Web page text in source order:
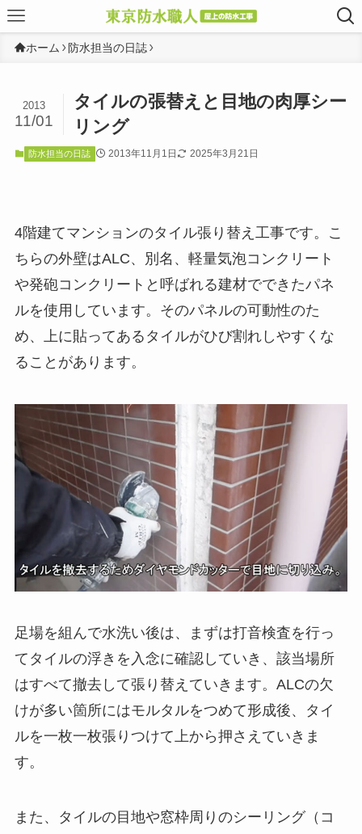
ホーム 防水担当の日誌
タイルの張替えと目地の肉厚シー
リング
2013
11/01
防水担当の日誌 2013年11月1日 2025年3月21日
4階建てマンションのタイル張り替え工事です。こ
ちらの外壁はALC、別名、軽量気泡コンクリート
や発砲コンクリートと呼ばれる建材でできたパネ
ルを使用しています。そのパネルの可動性のた
め、上に貼ってあるタイルがひび割れしやすくな
ることがあります。
足場を組んで水洗い後は、まずは打音検査を行っ
てタイルの浮きを入念に確認していき、該当場所
はすべて撤去して張り替えていきます。ALCの欠
けが多い箇所にはモルタルをつめて形成後、タイ
ルを一枚一枚張りつけて上から押さえていきま
す。
また、タイルの目地や窓枠周りのシーリング（コ